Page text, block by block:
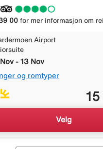
00 for mer informasjon om
Airport
- 13 Nov
og romtyper
Velg